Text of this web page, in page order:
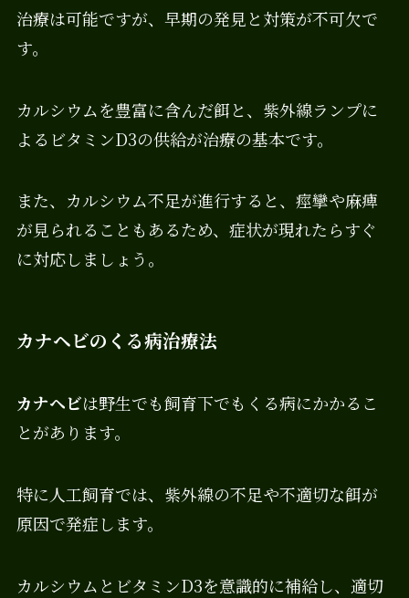
治療は可能ですが、早期の発見と対策が不可欠で
す。
カルシウムを豊富に含んだ餌と、紫外線ランプに
よるビタミンD3の供給が治療の基本です。
また、カルシウム不足が進行すると、痙攣や麻痺
が見られることもあるため、症状が現れたらすぐ
に対応しましょう。
カナヘビのくる病治療法
カナヘビは野生でも飼育下でもくる病にかかるこ
とがあります。
特に人工飼育では、紫外線の不足や不適切な餌が
原因で発症します。
カルシウムとビタミンD3を意識的に補給し、適切